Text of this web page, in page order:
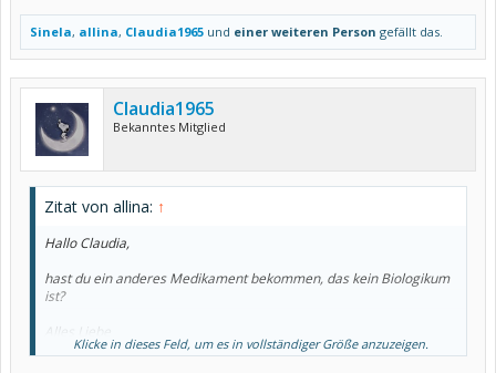
Sinela, allina, Claudia1965 und einer weiteren Person gefällt das.
Claudia1965
Bekanntes Mitglied
Zitat von allina: ↑
Hallo Claudia,
hast du ein anderes Medikament bekommen, das kein Biologikum
ist?
Alles Liebe
Klicke in dieses Feld, um es in vollständiger Größe anzuzeigen.